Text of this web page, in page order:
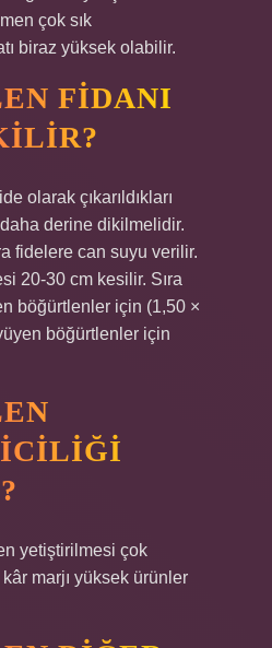
çok sık
biraz yüksek olabilir.
FIDANI
olarak çıkarıldıkları
derine dikilmelidir.
fidelere can suyu verilir.
20-30 cm kesilir. Sıra
böğürtlenler için (1,50 ×
böğürtlenler için
yetiştirilmesi çok
marjı yüksek ürünler